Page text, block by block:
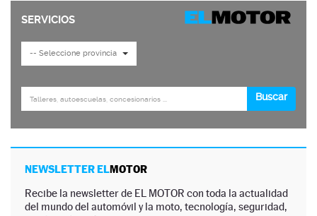
NEWSLETTER ELMOTOR
Recibe la newsletter de EL MOTOR con toda la actualidad
del mundo del automóvil y la moto, tecnología, seguridad,